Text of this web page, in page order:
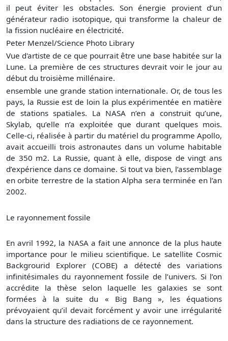
il peut éviter les obstacles. Son énergie provient d’un
générateur radio isotopique, qui transforme la chaleur de
la fission nucléaire en électricité.
Peter Menzel/Science Photo Library
Vue d'artiste de ce que pourrait être une base habitée sur la
Lune. La première de ces structures devrait voir le jour au
début du troisième millénaire.
ensemble une grande station internationale. Or, de tous les
pays, la Russie est de loin la plus expérimentée en matière
de stations spatiales. La NASA n’en a construit qu’une,
Skylab, qu’elle n’a exploitée que durant quelques mois.
Celle-ci, réalisée à partir du matériel du programme Apollo,
avait accueilli trois astronautes dans un volume habitable
de 350 m2. La Russie, quant à elle, dispose de vingt ans
d’expérience dans ce domaine. Si tout va bien, l’assemblage
en orbite terrestre de la station Alpha sera terminée en l’an
2002.
Le rayonnement fossile
En avril 1992, la NASA a fait une annonce de la plus haute
importance pour le milieu scientifique. Le satellite Cosmic
Backgrourid Explorer (COBE) a détecté des variations
infinitésimales du rayonnement fossile de l’univers. Si l’on
accrédite la thèse selon laquelle les galaxies se sont
formées à la suite du « Big Bang », les équations
prévoyaient qu’il devait forcément y avoir une irrégularité
dans la structure des radiations de ce rayonnement.